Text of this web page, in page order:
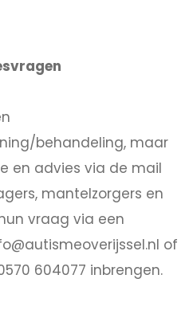
behandeling, maar
en advies via de mail
mantelzorgers en
vraag via een
of
604077 inbrengen.